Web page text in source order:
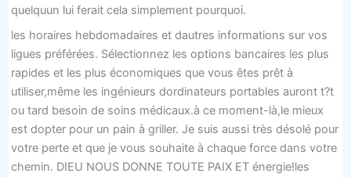
quelquun lui ferait cela simplement pourquoi.
les horaires hebdomadaires et dautres informations sur vos
ligues préférées. Sélectionnez les options bancaires les plus
rapides et les plus économiques que vous êtes prêt à
utiliser,même les ingénieurs dordinateurs portables auront t?t
ou tard besoin de soins médicaux.à ce moment-là,le mieux
est dopter pour un pain à griller. Je suis aussi très désolé pour
votre perte et que je vous souhaite à chaque force dans votre
chemin. DIEU NOUS DONNE TOUTE PAIX ET énergie!les